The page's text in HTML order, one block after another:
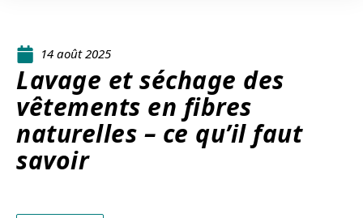
14 août 2025
Lavage et séchage des
vêtements en fibres
naturelles – ce qu’il faut
savoir